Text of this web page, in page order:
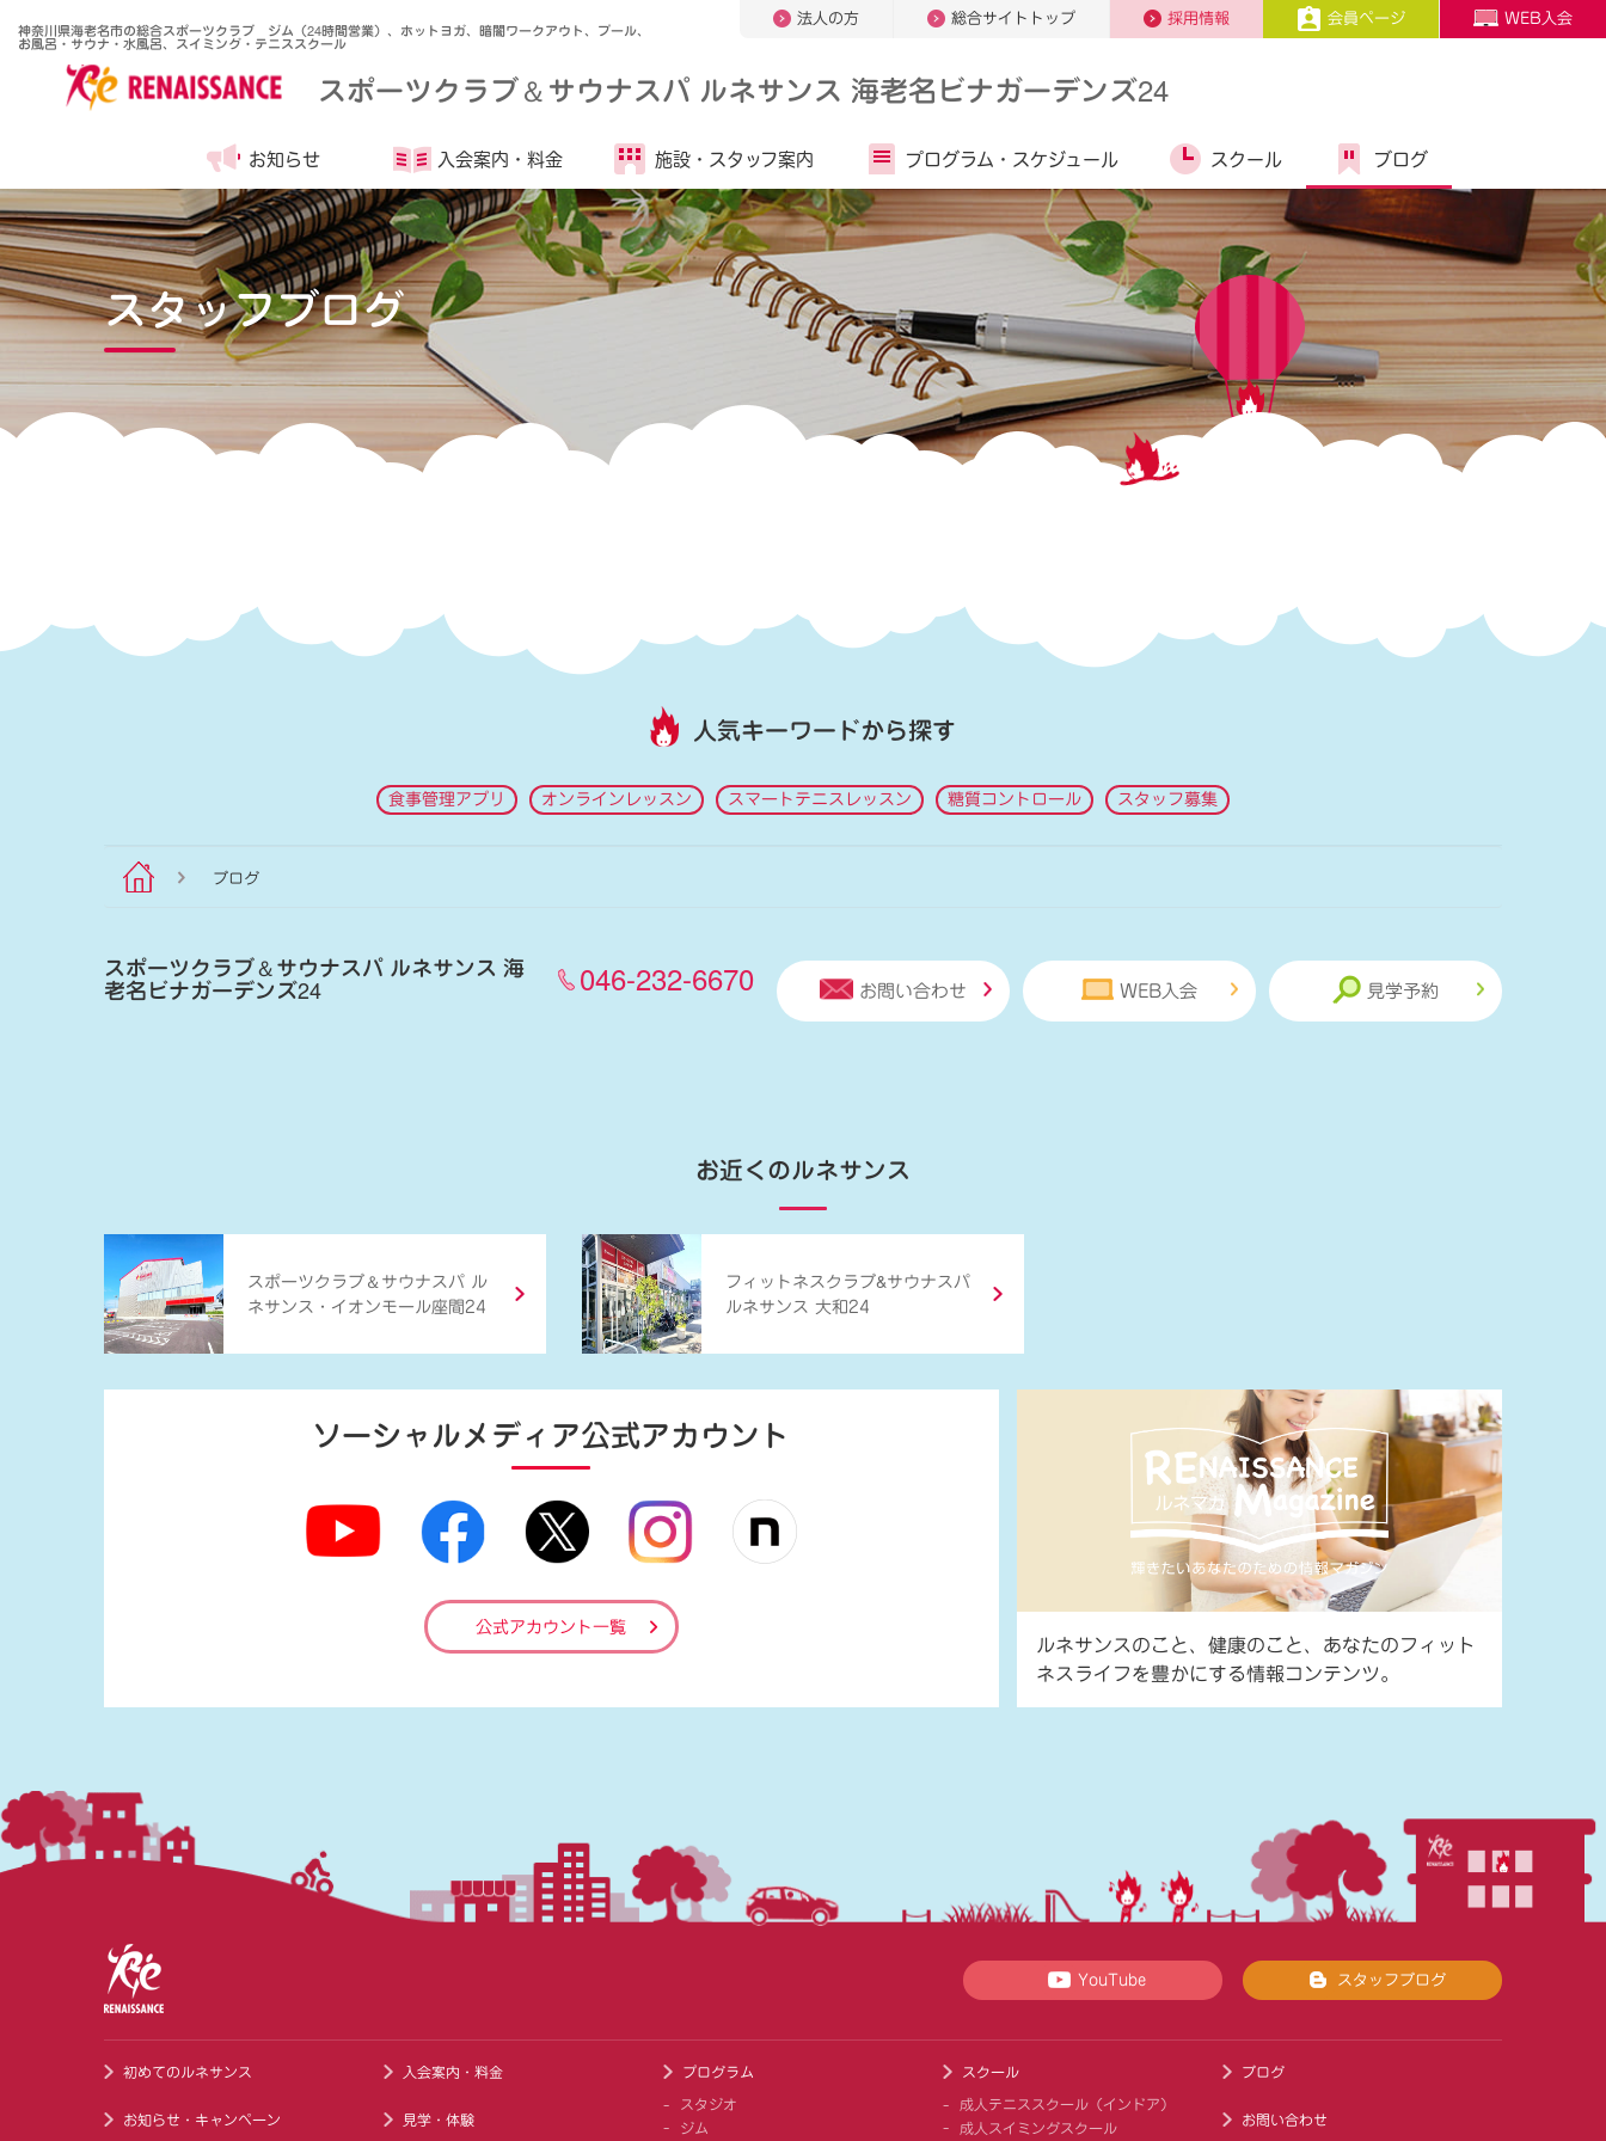
神奈川県海老名市の総合スポーツクラブ ジム（24時間営業）、ホットヨガ、暗闇ワークアウト、プール、
お風呂・サウナ・水風呂、スイミング・テニススクール
法人の方 総合サイトトップ 採用情報 会員ページ WEB入会
スポーツクラブ＆サウナスパ ルネサンス 海老名ビナガーデンズ24
お知らせ 入会案内・ 料金 施設・ スタッフ案内 プログラム・ スケジュール スクール ブログ
スタッフブログ
人気キーワードから探す
食事管理アプリ オンラインレッスン スマートテニスレッスン 糖質コントロール スタッフ募集
ブログ
スポーツクラブ＆サウナスパ ルネサンス 海
老名ビナガーデンズ24 046-232-6670 お問い合わせ WEB入会 見学予約
お近くのルネサンス
スポーツクラブ ＆ サウナスパ ル
ネサンス・イオンモール座間24
フィットネスクラブ&サウナスパ
ルネサンス 大和24
ソーシャルメディア公式アカウント
公式アカウント一覧
ルネサンスのこと、健康のこと、あなたのフィット
ネスライフを豊かにする情報コンテンツ。
YouTube スタッフブログ
初めてのルネサンス
お知らせ・キャンペーン
入会案内・料金
見学・体験
プログラム
スタジオ
ジム
スクール
成人テニススクール（インドア）
成人スイミングスクール
ブログ
お問い合わせ